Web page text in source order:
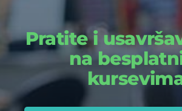
Pratite i
na